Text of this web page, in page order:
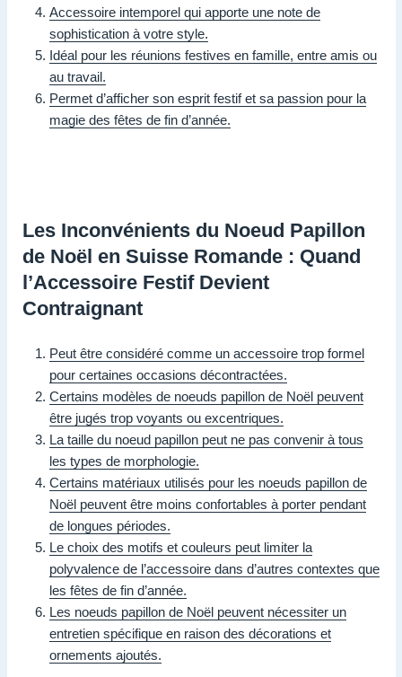
Accessoire intemporel qui apporte une note de
sophistication à votre style.
Idéal pour les réunions festives en famille, entre amis ou
au travail.
Permet d’afficher son esprit festif et sa passion pour la
magie des fêtes de fin d’année.
Les Inconvénients du Noeud Papillon
de Noël en Suisse Romande : Quand
l’Accessoire Festif Devient
Contraignant
Peut être considéré comme un accessoire trop formel
pour certaines occasions décontractées.
Certains modèles de noeuds papillon de Noël peuvent
être jugés trop voyants ou excentriques.
La taille du noeud papillon peut ne pas convenir à tous
les types de morphologie.
Certains matériaux utilisés pour les noeuds papillon de
Noël peuvent être moins confortables à porter pendant
de longues périodes.
Le choix des motifs et couleurs peut limiter la
polyvalence de l’accessoire dans d’autres contextes que
les fêtes de fin d’année.
Les noeuds papillon de Noël peuvent nécessiter un
entretien spécifique en raison des décorations et
ornements ajoutés.